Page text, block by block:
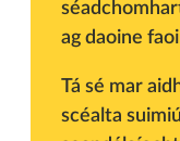
ag daoine
Tá sé mar
scéalta